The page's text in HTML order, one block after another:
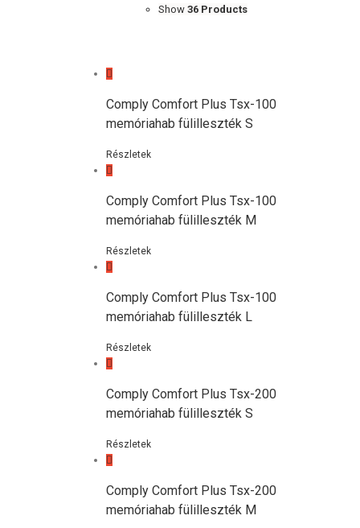
Show 36 Products
Comply Comfort Plus Tsx-100
memóriahab fülilleszték S
Részletek
Comply Comfort Plus Tsx-100
memóriahab fülilleszték M
Részletek
Comply Comfort Plus Tsx-100
memóriahab fülilleszték L
Részletek
Comply Comfort Plus Tsx-200
memóriahab fülilleszték S
Részletek
Comply Comfort Plus Tsx-200
memóriahab fülilleszték M